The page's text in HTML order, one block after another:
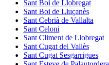
Sant Boi de Llobregat
Sant Boi de Lluçanès
Sant Cebrià de Vallalta
Sant Celoni
Sant Climent de Llobregat
Sant Cugat del Vallès
Sant Cugat Sesgarrigues